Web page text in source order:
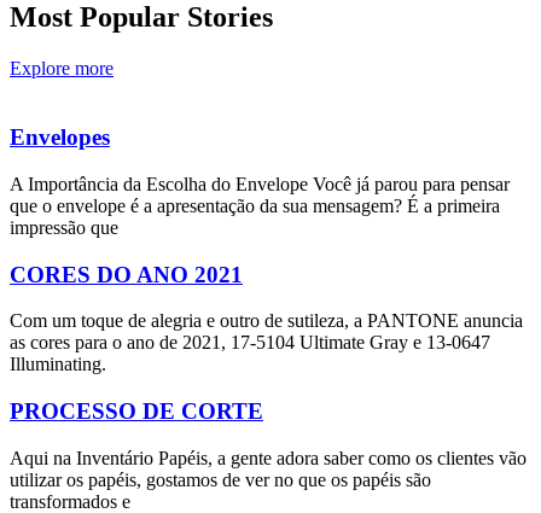
Most Popular Stories
Explore more
Envelopes
A Importância da Escolha do Envelope Você já parou para pensar
que o envelope é a apresentação da sua mensagem? É a primeira
impressão que
CORES DO ANO 2021
Com um toque de alegria e outro de sutileza, a PANTONE anuncia
as cores para o ano de 2021, 17-5104 Ultimate Gray e 13-0647
Illuminating.
PROCESSO DE CORTE
Aqui na Inventário Papéis, a gente adora saber como os clientes vão
utilizar os papéis, gostamos de ver no que os papéis são
transformados e